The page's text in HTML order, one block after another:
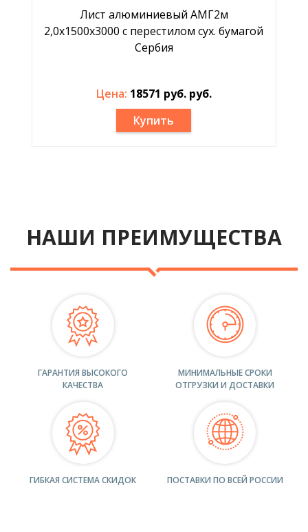
Лист алюминиевый АМГ2м
2,0х1500х3000 с перестилом сух. бумагой
Сербия
Цена: 18571 руб. руб.
Купить
НАШИ ПРЕИМУЩЕСТВА
ГАРАНТИЯ ВЫСОКОГО
КАЧЕСТВА
МИНИМАЛЬНЫЕ СРОКИ
ОТГРУЗКИ И ДОСТАВКИ
ГИБКАЯ СИСТЕМА СКИДОК ПОСТАВКИ ПО ВСЕЙ РОССИИ